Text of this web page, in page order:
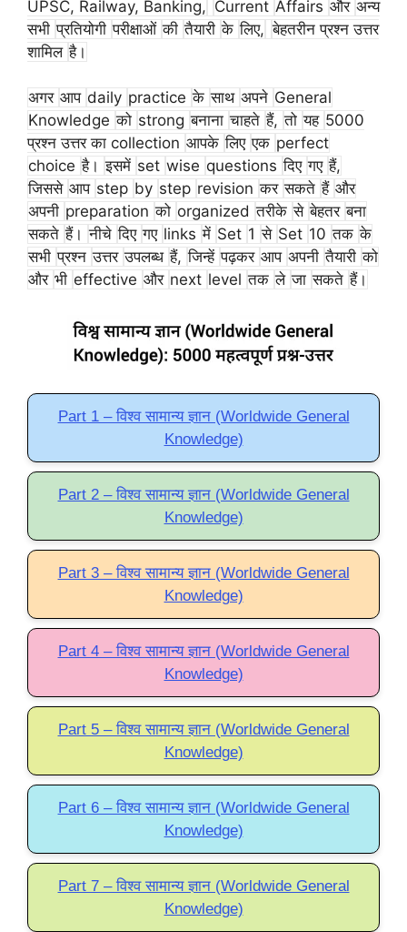
UPSC, Railway, Banking, Current Affairs और अन्य
सभी प्रतियोगी परीक्षाओं की तैयारी के लिए, बेहतरीन प्रश्न उत्तर
शामिल है।
अगर आप daily practice के साथ अपने General
Knowledge को strong बनाना चाहते हैं, तो यह 5000
प्रश्न उत्तर का collection आपके लिए एक perfect
choice है। इसमें set wise questions दिए गए हैं,
जिससे आप step by step revision कर सकते हैं और
अपनी preparation को organized तरीके से बेहतर बना
सकते हैं। नीचे दिए गए links में Set 1 से Set 10 तक के
सभी प्रश्न उत्तर उपलब्ध हैं, जिन्हें पढ़कर आप अपनी तैयारी को
और भी effective और next level तक ले जा सकते हैं।
Part 1 – विश्व सामान्य ज्ञान (Worldwide General
Knowledge)
Part 2 – विश्व सामान्य ज्ञान (Worldwide General
Knowledge)
Part 3 – विश्व सामान्य ज्ञान (Worldwide General
Knowledge)
Part 4 – विश्व सामान्य ज्ञान (Worldwide General
Knowledge)
Part 5 – विश्व सामान्य ज्ञान (Worldwide General
Knowledge)
Part 6 – विश्व सामान्य ज्ञान (Worldwide General
Knowledge)
Part 7 – विश्व सामान्य ज्ञान (Worldwide General
Knowledge)